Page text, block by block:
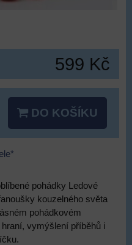
599 Kč
DO KOŠÍKU
pohádky Ledové
kouzelného světa
pohádkovém
vymýšlení příběhů i